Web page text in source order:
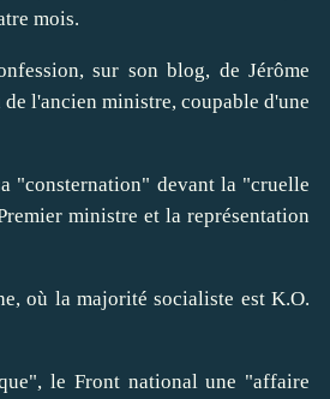
mois.
sur son blog, de Jérôme
l'ancien ministre, coupable d'une
"consternation" devant la "cruelle
ministre et la représentation
où la majorité socialiste est K.O.
le Front national une "affaire